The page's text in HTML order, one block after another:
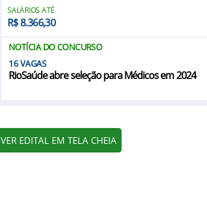
SALÁRIOS ATÉ
R$ 8.366,30
NOTÍCIA DO CONCURSO
16
RioSaúde abre seleção para Médicos em 2024
VER EDITAL EM TELA CHEIA